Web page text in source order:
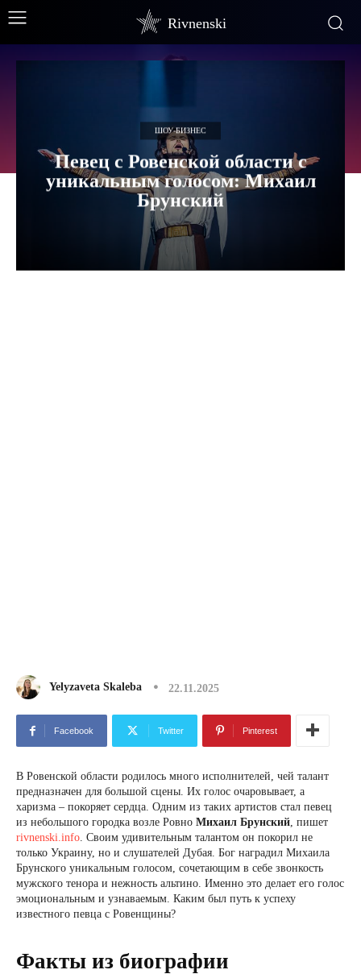
Rivnenski
ШОУ-БИЗНЕС
Певец с Ровенской области с
уникальным голосом: Михаил
Брунский
Yelyzaveta Skaleba 22.11.2025
Facebook Twitter Pinterest
В Ровенской области родилось много исполнителей, чей талант
предназначен для большой сцены. Их голос очаровывает, а
харизма – покоряет сердца. Одним из таких артистов стал певец
из небольшого городка возле Ровно Михаил Брунский, пишет
rivnenski.info. Своим удивительным талантом он покорил не
только Украину, но и слушателей Дубая. Бог наградил Михаила
Брунского уникальным голосом, сочетающим в себе звонкость
мужского тенора и нежность альтино. Именно это делает его голос
эмоциональным и узнаваемым. Каким был путь к успеху
известного певца с Ровенщины?
Факты из биографии